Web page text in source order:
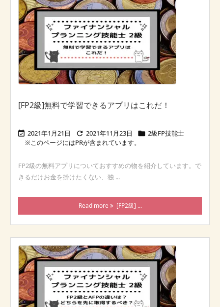
[FP2級]無料で学習できるアプリはこれだ！
 2021年1月21日  2021年11月23日  2級FP技能士
FP2級の無料アプリについておすすめの物を紹介しています。で
きるだけお金を掛けたくない、独 ...
Read more [FP2級] ...